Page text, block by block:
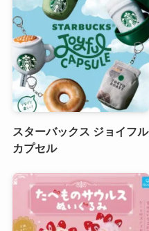
スターバックス ジョイフル
カプセル